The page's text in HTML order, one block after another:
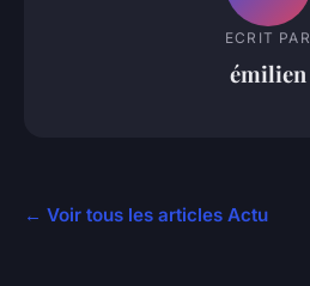
ECRIT PAR
émilien
← Voir tous les articles Actu